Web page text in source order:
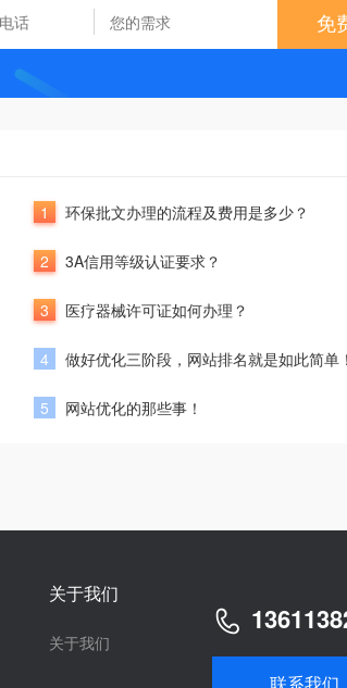
免
1 环保批文办理的流程及费用是多少？
2 3A信用等级认证要求？
3 医疗器械许可证如何办理？
4 做好优化三阶段，网站排名就是如此简单！
5 网站优化的那些事！
关于我们
关于我们